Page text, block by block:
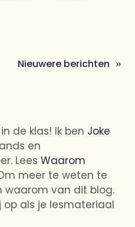
Nieuwere berichten
de klas! Ik ben Joke
en
LeesWaarom
meer te weten te
waarom van dit blog.
op als je lesmateriaal